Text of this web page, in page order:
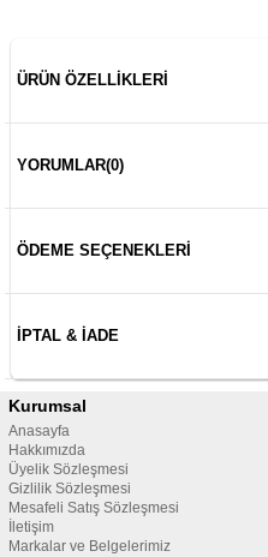
ÜRÜN ÖZELLIKLERI
YORUMLAR(0)
ÖDEME SEÇENEKLERI
İPTAL & İADE
Kurumsal
Anasayfa
Hakkımızda
Üyelik Sözleşmesi
Gizlilik Sözleşmesi
Mesafeli Satış Sözleşmesi
İletişim
Markalar ve Belgelerimiz